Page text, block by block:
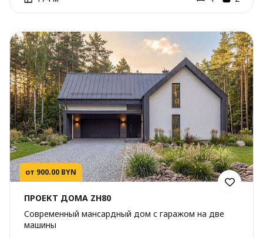
от 900.00 BYN
ПРОЕКТ ДОМА ZH80
Современный мансардный дом с гаражом на две
машины